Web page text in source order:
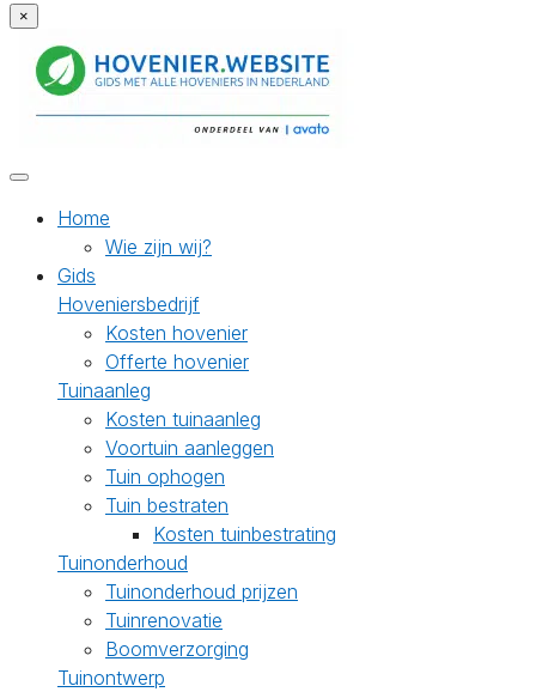
×
Home
Wie zijn wij?
Gids
Hoveniersbedrijf
Kosten hovenier
Offerte hovenier
Tuinaanleg
Kosten tuinaanleg
Voortuin aanleggen
Tuin ophogen
Tuin bestraten
Kosten tuinbestrating
Tuinonderhoud
Tuinonderhoud prijzen
Tuinrenovatie
Boomverzorging
Tuinontwerp